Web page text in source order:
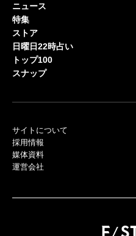
ニュース
特集
ストア
日曜日22時占い
トップ100
スナップ
サイトについて
採用情報
媒体資料
運営会社